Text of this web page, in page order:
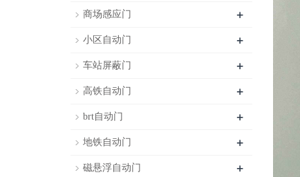
商场感应门 +
小区自动门 +
车站屏蔽门 +
高铁自动门 +
brt自动门 +
地铁自动门 +
磁悬浮自动门 +